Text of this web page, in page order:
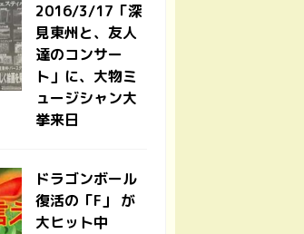
2016/3/17「深
見東州と、友人
達のコンサー
ト」に、大物ミ
ュージシャン大
挙来日
ドラゴンボール
復活の「F」 が
大ヒット中